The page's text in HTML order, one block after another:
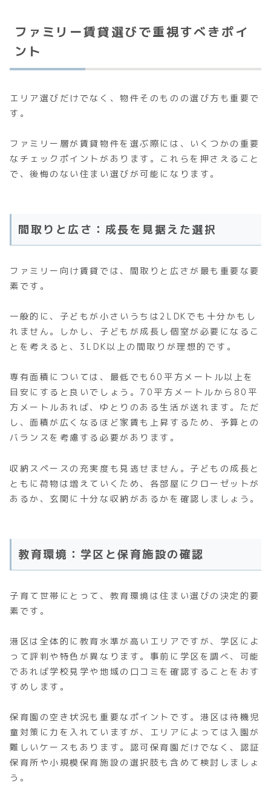
ファミリー賃貸選びで重視すべきポイ
ント
エリア選びだけでなく、物件そのものの選び方も重要で
す。
ファミリー層が賃貸物件を選ぶ際には、いくつかの重要
なチェックポイントがあります。これらを押さえること
で、後悔のない住まい選びが可能になります。
間取りと広さ：成長を見据えた選択
ファミリー向け賃貸では、間取りと広さが最も重要な要
素です。
一般的に、子どもが小さいうちは2LDKでも十分かもし
れません。しかし、子どもが成長し個室が必要になるこ
とを考えると、3LDK以上の間取りが理想的です。
専有面積については、最低でも60平方メートル以上を
目安にすると良いでしょう。70平方メートルから80平
方メートルあれば、ゆとりのある生活が送れます。ただ
し、面積が広くなるほど家賃も上昇するため、予算との
バランスを考慮する必要があります。
収納スペースの充実度も見逃せません。子どもの成長と
ともに荷物は増えていくため、各部屋にクローゼットが
あるか、玄関に十分な収納があるかを確認しましょう。
教育環境：学区と保育施設の確認
子育て世帯にとって、教育環境は住まい選びの決定的要
素です。
港区は全体的に教育水準が高いエリアですが、学区によ
って評判や特色が異なります。事前に学区を調べ、可能
であれば学校見学や地域の口コミを確認することをおす
すめします。
保育園の空き状況も重要なポイントです。港区は待機児
童対策に力を入れていますが、エリアによっては入園が
難しいケースもあります。認可保育園だけでなく、認証
保育所や小規模保育施設の選択肢も含めて検討しましょ
う。